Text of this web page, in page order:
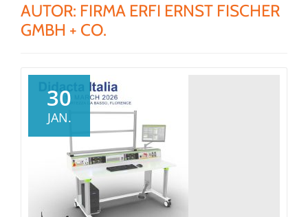
AUTOR: FIRMA ERFI ERNST FISCHER
GMBH + CO.
30
JAN.